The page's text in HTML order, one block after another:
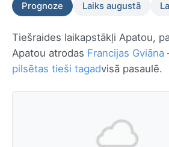
Prognoze Laiks augustā
Tiešraides laikapstākļi Apatou,
Apatou atrodas Francijas Gviāna
pilsētas tieši tagadvisā pasaulē.